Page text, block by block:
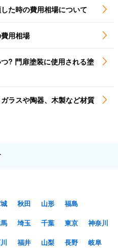
た時の費用相場について
用相場
? 門扉塗装に使用される塗
ラスや陶器、木製など材質
秋田 山形
福島
埼玉 千葉 東京
神奈川
福井 山梨 長野
岐阜